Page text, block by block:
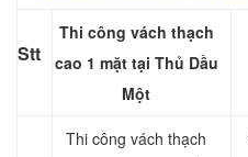
Stt
Thi công vách thạch
cao 1 mặt tại Thủ Dầu
Một
Thi công vách thạch